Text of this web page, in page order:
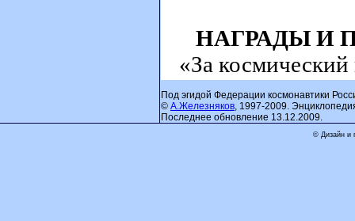
НАГРАДЫ И
«За
Под эгидой Федерации космонавтики
© А.Железняков, 1997-2009.
Последнее обновление 13.12.2009.
© Дизайн и